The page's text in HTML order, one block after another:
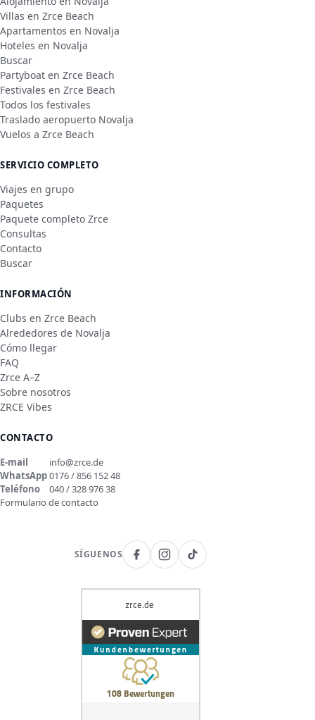
Villas en Zrce Beach
Apartamentos en Novalja
Hoteles en Novalja
Buscar
Partyboat en Zrce Beach
Festivales en Zrce Beach
Todos los festivales
Traslado aeropuerto Novalja
Vuelos a Zrce Beach
SERVICIO COMPLETO
Viajes en grupo
Paquetes
Paquete completo Zrce
Consultas
Contacto
Buscar
INFORMACIÓN
Clubs en Zrce Beach
Alrededores de Novalja
Cómo llegar
FAQ
Zrce A–Z
Sobre nosotros
ZRCE Vibes
CONTACTO
E-mail
info@zrce.de
WhatsApp0176 / 856 152 48
Teléfono
040 / 328 976 38
Formulario de contacto
SÍGUENOS